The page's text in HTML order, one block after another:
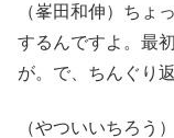
（峯田和伸）ちょ
するんですよ。最
が。で、ちんぐり
（やついいちろう